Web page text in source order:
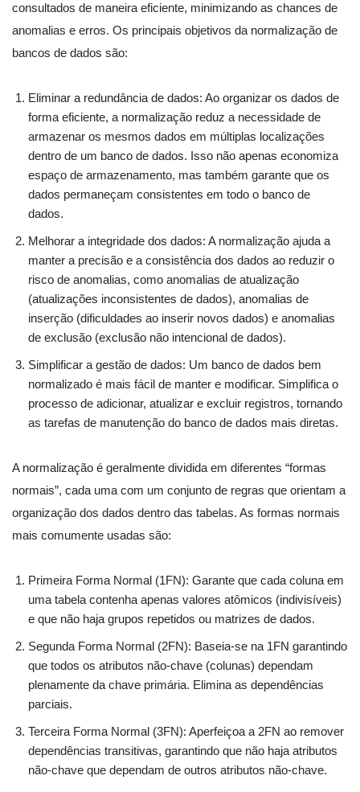
consultados de maneira eficiente, minimizando as chances de
anomalias e erros. Os principais objetivos da normalização de
bancos de dados são:
Eliminar a redundância de dados: Ao organizar os dados de
forma eficiente, a normalização reduz a necessidade de
armazenar os mesmos dados em múltiplas localizações
dentro de um banco de dados. Isso não apenas economiza
espaço de armazenamento, mas também garante que os
dados permaneçam consistentes em todo o banco de
dados.
Melhorar a integridade dos dados: A normalização ajuda a
manter a precisão e a consistência dos dados ao reduzir o
risco de anomalias, como anomalias de atualização
(atualizações inconsistentes de dados), anomalias de
inserção (dificuldades ao inserir novos dados) e anomalias
de exclusão (exclusão não intencional de dados).
Simplificar a gestão de dados: Um banco de dados bem
normalizado é mais fácil de manter e modificar. Simplifica o
processo de adicionar, atualizar e excluir registros, tornando
as tarefas de manutenção do banco de dados mais diretas.
A normalização é geralmente dividida em diferentes “formas
normais”, cada uma com um conjunto de regras que orientam a
organização dos dados dentro das tabelas. As formas normais
mais comumente usadas são:
Primeira Forma Normal (1FN): Garante que cada coluna em
uma tabela contenha apenas valores atômicos (indivisíveis)
e que não haja grupos repetidos ou matrizes de dados.
Segunda Forma Normal (2FN): Baseia-se na 1FN garantindo
que todos os atributos não-chave (colunas) dependam
plenamente da chave primária. Elimina as dependências
parciais.
Terceira Forma Normal (3FN): Aperfeiçoa a 2FN ao remover
dependências transitivas, garantindo que não haja atributos
não-chave que dependam de outros atributos não-chave.